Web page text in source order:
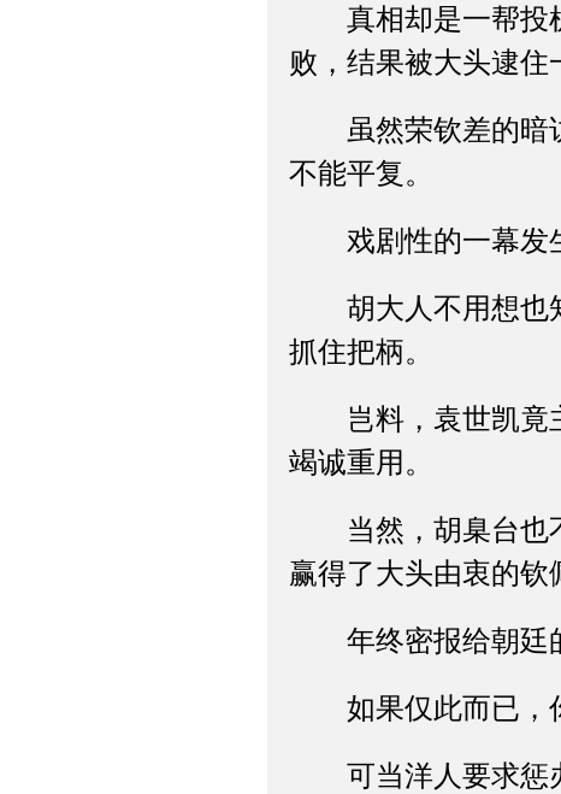
真相却是一帮投机
败，结果被大头逮住
虽然荣钦差的暗访
不能平复。
戏剧性的一幕发
胡大人不用想也知
抓住把柄。
岂料，袁世凯竟主
竭诚重用。
当然，胡臬台也不
赢得了大头由衷的钦
年终密报给朝廷的
如果仅此而已，你
可当洋人要求惩办